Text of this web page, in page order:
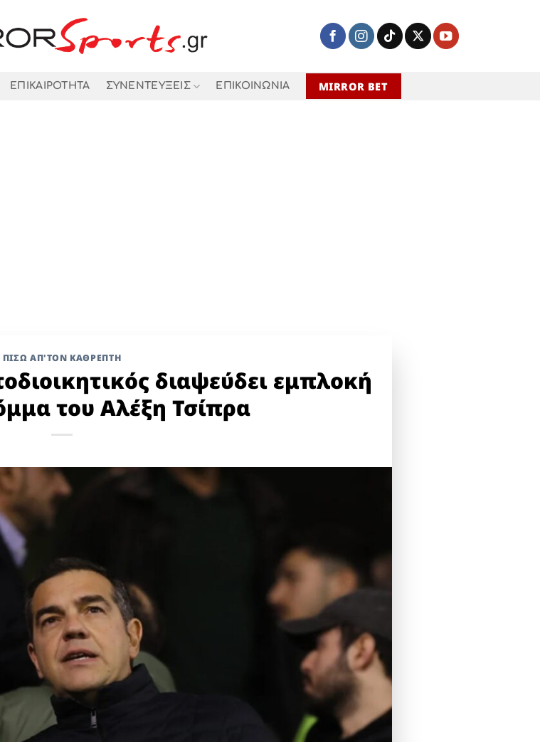
ΕΠΙΚΑΙΡΟΤΗΤΑ ΣΥΝΕΝΤΕΥΞΕΙΣ ΕΠΙΚΟΙΝΩΝΙΑ MIRROR BET
ΠΙΣΩ ΑΠ'ΤΟΝ ΚΑΘΡΕΠΤΗ
διαψεύδει εμπλοκή
του Αλέξη Τσίπρα